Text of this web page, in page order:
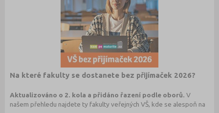
Na které fakulty se dostanete bez přijímaček 2026?
Aktualizováno o 2. kola a přidáno řazení podle oborů.V
našem přehledu najdete ty fakulty veřejných VŠ, kde se alespoň na